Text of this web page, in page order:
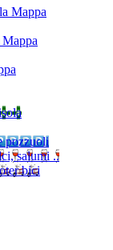
Mappa
pozzuoli
salumi ..
bici